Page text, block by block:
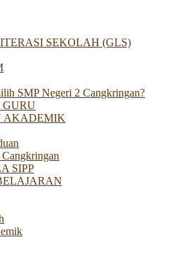
SEKOLAH (GLS)
SMP Negeri 2 Cangkringan?
AKADEMIK
SIPP